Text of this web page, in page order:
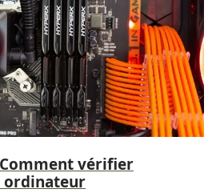
Comment vérifier
ordinateur